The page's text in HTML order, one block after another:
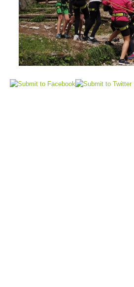
Sauvetage aérien